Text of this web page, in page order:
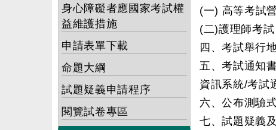
身心障礙者應國家考試權
益維護措施
申請表單下載
命題大綱
試題疑義申請程序
閱覽試卷專區
(一) 高等考試
(二)護理師考
四、考試舉行
五、考試通知
資訊系統/考試
六、公布測驗
七、試題疑義